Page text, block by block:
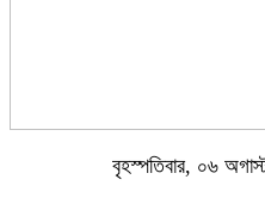
বৃহস্পতিবার, ০৬